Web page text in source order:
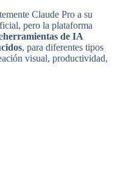
Claude Pro a su
pero la plataforma
herramientas de IA
, para diferentes tipos
visual, productividad,